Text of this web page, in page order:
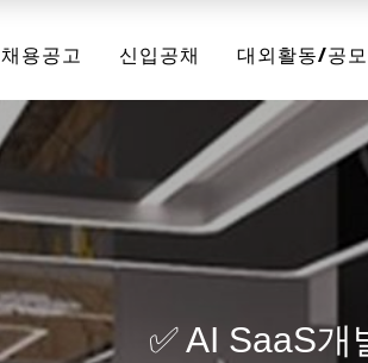
채용공고 신입공채 대외활동/공모
✅ AI SaaS